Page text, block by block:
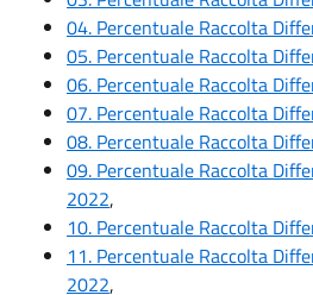
04. Percentuale Raccolta
05. Percentuale Raccolta
06. Percentuale Raccolta
07. Percentuale Raccolta
08. Percentuale Raccolta
09. Percentuale Raccolta
2022,
10. Percentuale Raccolta
11. Percentuale Raccolta
2022,